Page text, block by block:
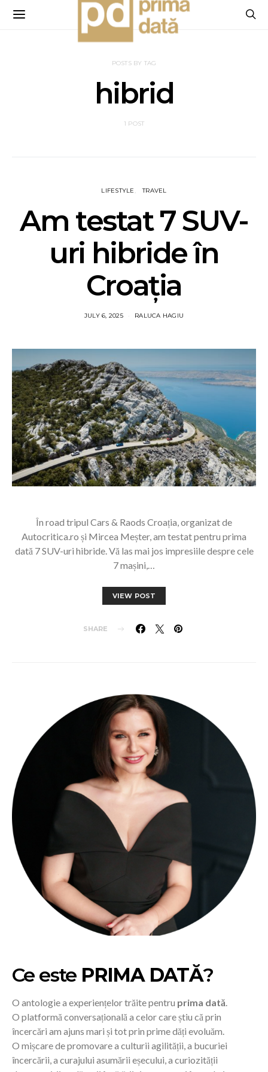
POSTS BY TAG
hibrid
1 POST
LIFESTYLE TRAVEL
Am testat 7 SUV-
uri hibride în
Croația
JULY 6, 2025 RALUCA HAGIU
În road tripul Cars & Raods Croația, organizat de
Autocritica.ro și Mircea Meșter, am testat pentru prima
dată 7 SUV-uri hibride. Vă las mai jos impresiile despre cele
7 mașini,…
VIEW POST
SHARE
Ce este PRIMA DATĂ?
O antologie a experiențelor trăite pentru prima dată.
O platformă conversațională a celor care știu că prin
încercări am ajuns mari și tot prin prime dăți evoluăm.
O mișcare de promovare a culturii agilității, a bucuriei
încercării, a curajului asumării eșecului, a curiozității